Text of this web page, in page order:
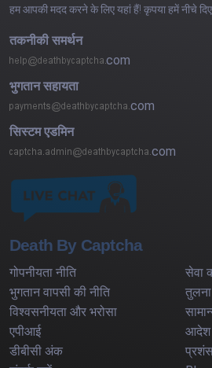
हम आपकी मदद करने के लिए यहां हैं! कृपया हमें नीचे
तकनीकी समर्थन
com
भुगतान सहायता
com
सिस्टम एडमिन
com
Death By Captcha
गोपनीयता नीति
सेवा
भुगतान वापसी की नीति
तुलना
विश्वसनीयता और भरोसा
एपीआई
आदेश
डीबीसी अंक